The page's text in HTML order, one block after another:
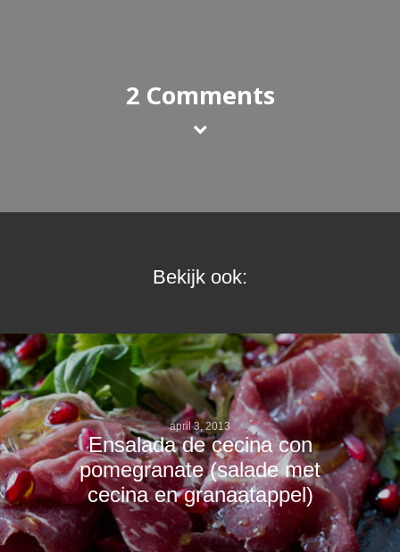
2 Comments
Bekijk ook:
april 3, 2013
Ensalada de cecina con
pomegranate (salade met
cecina en granaatappel)